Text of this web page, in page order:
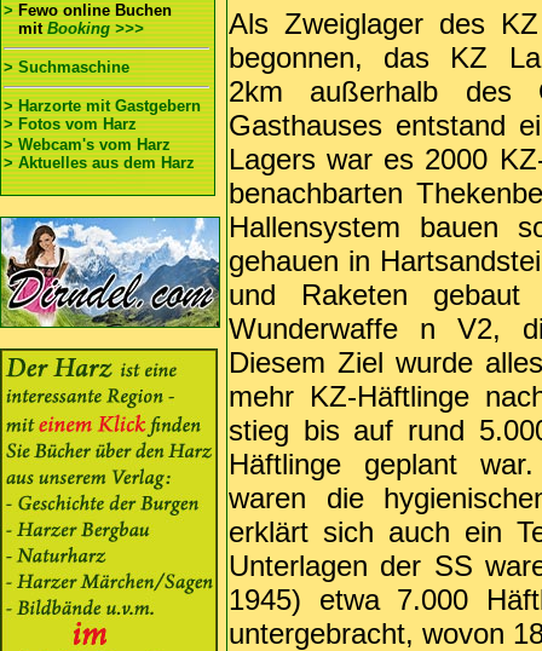
>Fewo online Buchen
mit Booking >>>
> Suchmaschine
> Harzorte mit Gastgebern
> Fotos vom Harz
> Webcam's vom Harz
> Aktuelles aus dem Harz
Als Zweiglager des
begonnen, das KZ
2km außerhalb des
Gasthauses entstand
Lagers war es 2000
benachbarten
Hallensystem bauen
gehauen in
und Raketen gebaut
Wunderwaffe n V2,
Diesem Ziel wurde
mehr KZ-Häftlinge
stieg bis auf rund
Häftlinge geplant
waren die
erklärt sich auch ein
Unterlagen der SS
1945) etwa 7.000
untergebracht, wovon